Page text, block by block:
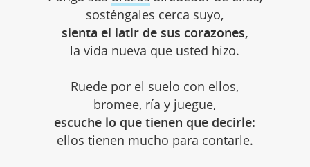
sosténgales cerca suyo,
sienta el latir de sus corazones,
la vida nueva que usted hizo.
Ruede por el suelo con ellos,
bromee, ría y juegue,
escuche lo que tienen que decirle:
ellos tienen mucho para contarle.